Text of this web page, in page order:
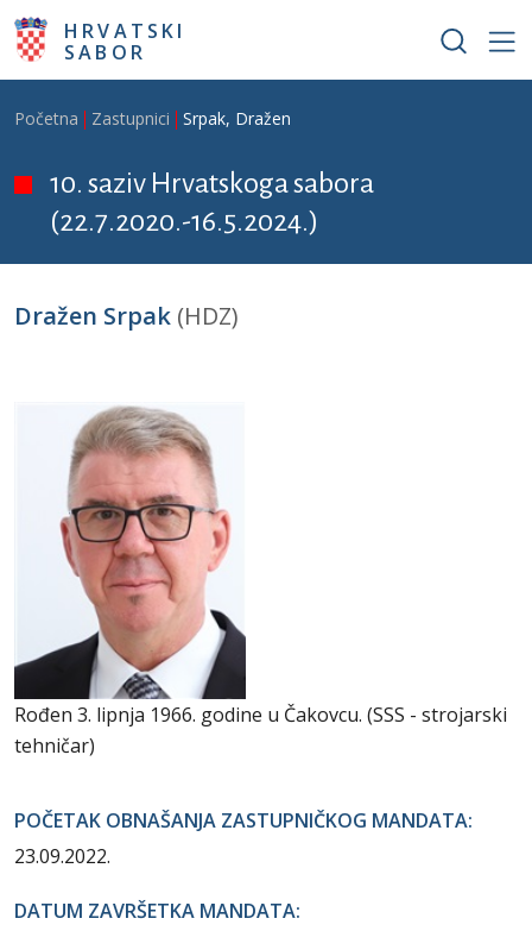
Skoči na glavni sadržaj
HRVATSKI
SABOR
Breadcrumb
Početna Zastupnici Srpak, Dražen
10. saziv Hrvatskoga sabora
(22.7.2020.-16.5.2024.)
Dražen Srpak (HDZ)
Rođen 3. lipnja 1966. godine u Čakovcu. (SSS - strojarski
tehničar)
POČETAK OBNAŠANJA ZASTUPNIČKOG MANDATA:
23.09.2022.
DATUM ZAVRŠETKA MANDATA: